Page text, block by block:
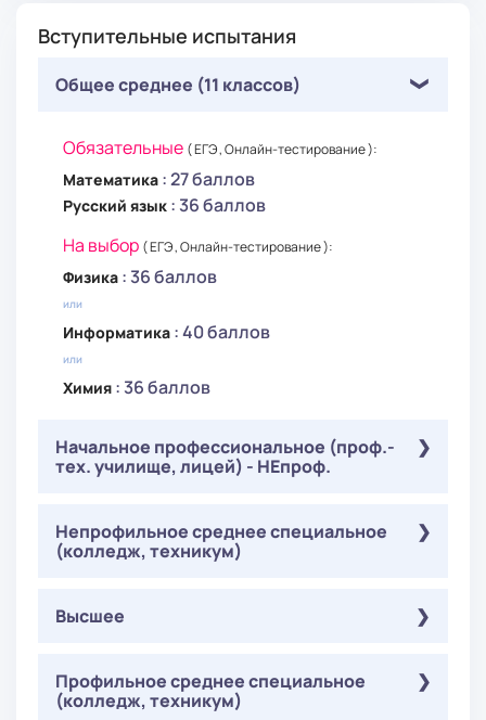
Вступительные испытания
Общее среднее (11 классов)
Обязательные ( ЕГЭ , Онлайн-тестирование ):
Математика : 27 баллов
Русский язык : 36 баллов
На выбор ( ЕГЭ , Онлайн-тестирование ):
Физика : 36 баллов
или
Информатика : 40 баллов
или
Химия : 36 баллов
Начальное профессиональное (проф.-
тех. училище, лицей) - НЕпроф.
Обязательные( ЕГЭ ):
Математика: 27 баллов
На выбор
или
Информатика: 40 баллов
Непрофильное среднее специальное
(колледж, техникум)
Обязательные
Русский язык
На выбор( ЕГЭ ):
Высшее
Обязательные( Онлайн-тестирование ):
Русский язык: 36 баллов
Профильное среднее специальное
(колледж, техникум)